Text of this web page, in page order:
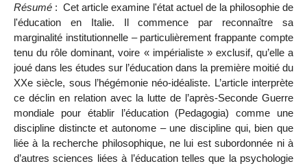
Résumé :Cet article examine l'état actuel de la philosophie de
l'éducation en Italie. Il commence par reconnaître sa
marginalité institutionnelle – particulièrement frappante compte
tenu du rôle dominant, voire « impérialiste » exclusif, qu’elle a
joué dans les études sur l’éducation dans la première moitié du
XXe siècle, sous l’hégémonie néo-idéaliste. L’article interprète
ce déclin en relation avec la lutte de l’après-Seconde Guerre
mondiale pour établir l’éducation (Pedagogia) comme une
discipline distincte et autonome – une discipline qui, bien que
liée à la recherche philosophique, ne lui est subordonnée ni à
d’autres sciences liées à l’éducation telles que la psychologie